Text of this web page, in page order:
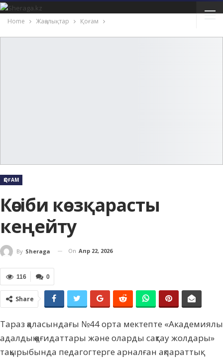
Home Жаңалықтар Қоғам
ҚОҒАМ
Кәсіби көзқарасты
кеңейту
By Sheraga On Апр 22, 2026
0
116
Share
Тараз қаласындағы №44 орта мектепте «Академиялық
адалдық қағидаттары және оларды сақтау жолдары»
тақырыбында педагогтерге арналған ақпараттық